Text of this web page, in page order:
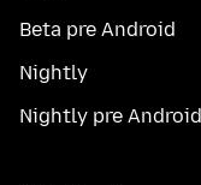
Beta pre Android
Nightly
Nightly pre Android